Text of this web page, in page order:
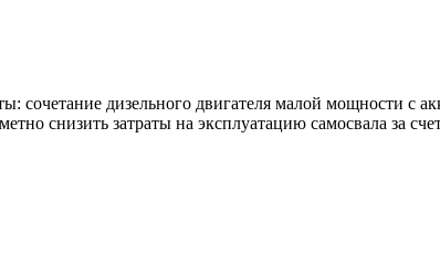
дизельного двигателя малой мощности с
снизить затраты на эксплуатацию самосвала за